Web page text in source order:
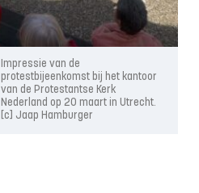
Impressie van de
protestbijeenkomst bij het kantoor
van de Protestantse Kerk
Nederland op 20 maart in Utrecht.
[c] Jaap Hamburger